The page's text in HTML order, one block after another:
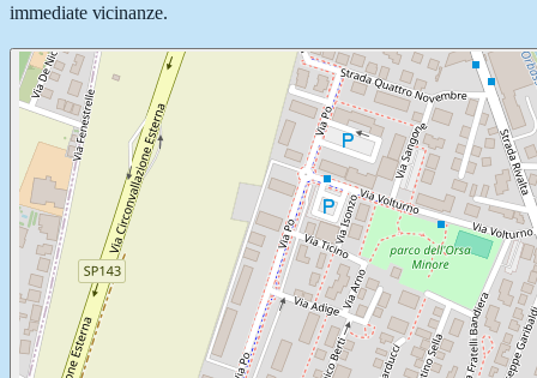
immediate vicinanze.